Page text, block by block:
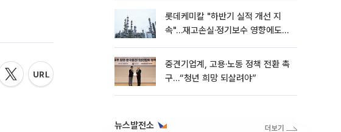
롯데케미칼 "하반기 실적 개선 지
속"…재고손실·정기보수 영향에도
중견기업계, 고용·노동 정책 전환 촉
구…“청년 희망 되살려야”
뉴스발전소